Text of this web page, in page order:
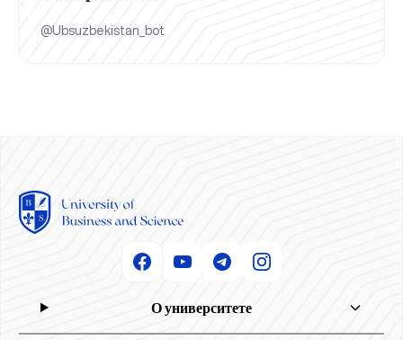
@Ubsuzbekistan_bot
О университете